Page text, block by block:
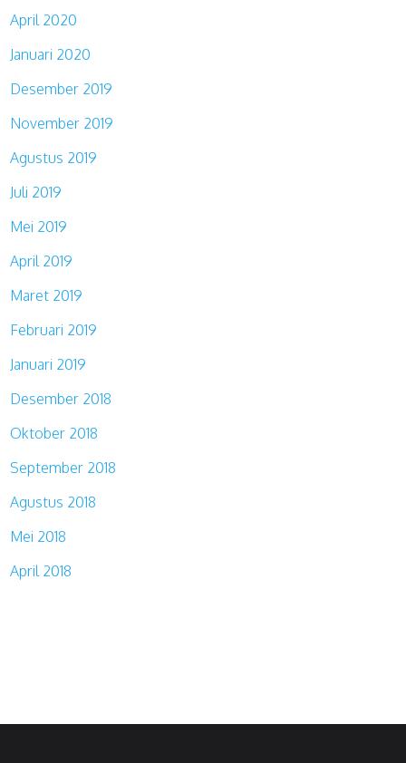
April 2020
Januari 2020
Desember 2019
November 2019
Agustus 2019
Juli 2019
Mei 2019
April 2019
Maret 2019
Februari 2019
Januari 2019
Desember 2018
Oktober 2018
September 2018
Agustus 2018
Mei 2018
April 2018